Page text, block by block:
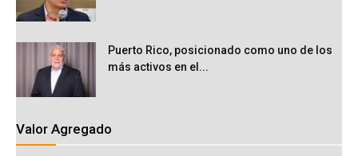
Puerto Rico, posicionado como uno de los
más activos en el...
Valor Agregado